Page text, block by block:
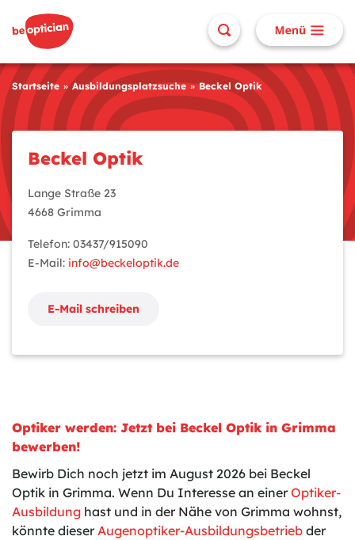
Startseite Ausbildungsplatzsuche Beckel Optik
Beckel Optik
Lange Straße 23
4668 Grimma
Telefon: 03437/915090
E-Mail: info@beckeloptik.de
E-Mail schreiben
Optiker werden: Jetzt bei Beckel Optik in Grimma
bewerben!
Bewirb Dich noch jetzt im August 2026 bei Beckel
Optik in Grimma. Wenn Du Interesse an einer Optiker-
Ausbildung hast und in der Nähe von Grimma wohnst,
könnte dieser Augenoptiker-Ausbildungsbetrieb der